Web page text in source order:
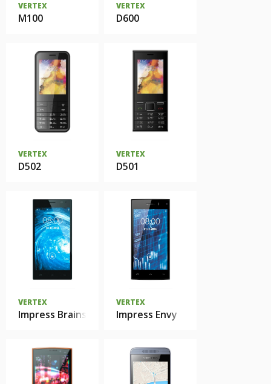
VERTEX
M100
VERTEX
D600
VERTEX
D502
VERTEX
D501
VERTEX
Impress Brainstorm
VERTEX
Impress Envy